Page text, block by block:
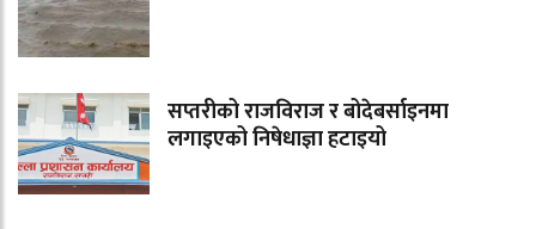
सप्तरीको राजविराज र बोदेबर्साइनमा
लगाइएको निषेधाज्ञा हटाइयो